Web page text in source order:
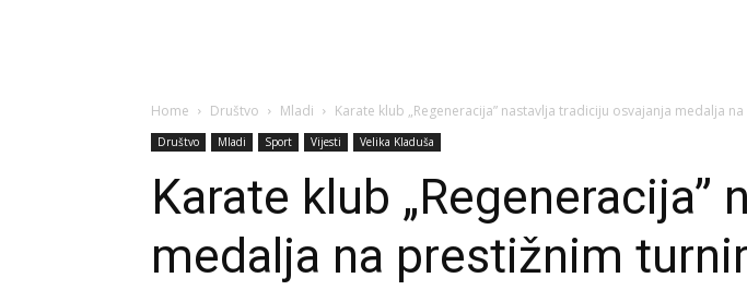
Home Društvo Mladi Karate klub „Regeneracija” nastavlja tradiciju osvajanja medalja
Društvo Mladi Sport Vijesti Velika Kladuša
Karate klub
medalja na prestižnim